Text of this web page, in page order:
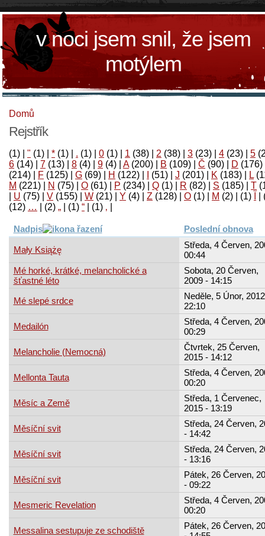
v noci jsem snil, že jsem
motýlem
Domů
Rejstřík
(1) " (1) * (1) . (1) 0 (1) 1 (38) 2 (38) 3 (23) 4 (23) 5
6 (14) 7 (13) 8 (4) 9 (4) A(200) B (109) Č (90) D (176)
(214)
F (125) G (69) H (122) (51) J (201) K (183) L
M (221) N (75) O (61) P (234) Q (1) R (82) S (185) T
U (75) V (155) W (21) Y (4) Z (128) Ο (1) М (2)
(1)
‚
(1)
“
(1)
„
(2)
…
(12)
Nadpis Poslední obnova
Mały Książę
Středa, 4 Červen,
00:44
Mé horké, krátké, melancholické a
šťastné léto
Sobota, 20 Červen,
2009 - 14:15
Mé slepé srdce
Neděle, 5 Únor,
22:10
Medailón
Středa, 4 Červen,
00:29
Melancholie (Nemocná)
Čtvrtek, 25 Červen,
2015 - 14:12
Mellonta Tauta
Středa, 4 Červen,
00:20
Měsíc a Země
Středa, 1 Červenec,
2015 - 13:19
Měsíční svit
Středa, 24 Červen,
- 14:42
Měsíční svit
Středa, 24 Červen,
- 13:16
Měsíční svit
Pátek, 26 Červen,
- 09:22
Mesmeric Revelation
Středa, 4 Červen,
00:20
Messalina sestupuje ze schodiště
Pátek, 26 Červen,